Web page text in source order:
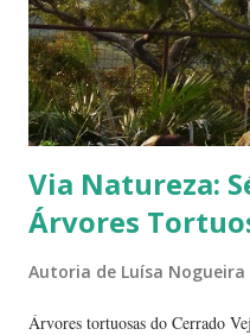
Via Natureza:
Árvores
Autoria de Luísa Nogueira
Árvores tortuosas do Cerrado